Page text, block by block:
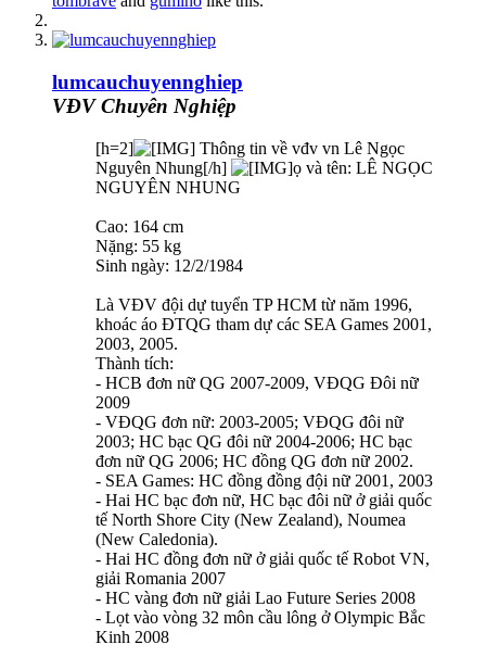
lumcauchuyennghiep
VĐV Chuyên Nghiệp
[h=2]
Thông tin về vđv vn Lê Ngọc
Nguyên Nhung[/h]
ọ và tên: LÊ NGỌC
NGUYÊN NHUNG
Cao: 164 cm
Nặng: 55 kg
Sinh ngày: 12/2/1984
Là VĐV đội dự tuyển TP HCM từ năm 1996,
khoác áo ĐTQG tham dự các SEA Games 2001,
2003, 2005.
Thành tích:
- HCB đơn nữ QG 2007-2009, VĐQG Đôi nữ
2009
- VĐQG đơn nữ: 2003-2005; VĐQG đôi nữ
2003; HC bạc QG đôi nữ 2004-2006; HC bạc
đơn nữ QG 2006; HC đồng QG đơn nữ 2002.
- SEA Games: HC đồng đồng đội nữ 2001, 2003
- Hai HC bạc đơn nữ, HC bạc đôi nữ ở giải quốc
tế North Shore City (New Zealand), Noumea
(New Caledonia).
- Hai HC đồng đơn nữ ở giải quốc tế Robot VN,
giải Romania 2007
- HC vàng đơn nữ giải Lao Future Series 2008
- Lọt vào vòng 32 môn cầu lông ở Olympic Bắc
Kinh 2008